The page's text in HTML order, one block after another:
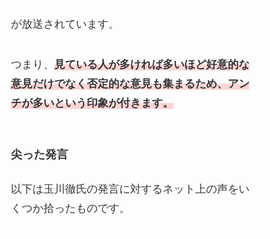
が放送されています。
つまり、 見ている人が多ければ多いほど好意的な
意見だけでなく否定的な意見も集まるため、アン
チが多いという印象が付きます。
尖った発言
以下は玉川徹氏の発言に対するネット上の声をい
くつか拾ったものです。